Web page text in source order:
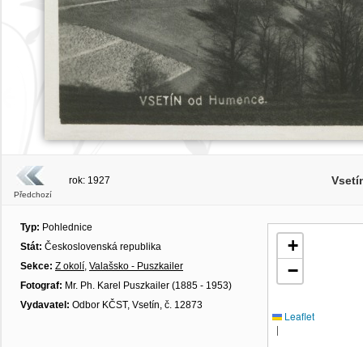
Předchozí
rok: 1927
Typ: Pohlednice
Stát: Československá republika
Sekce: Z okolí, Valašsko - Puszkailer
Fotograf: Mr. Ph. Karel Puszkailer (1885 - 1953)
Vydavatel: Odbor KČST, Vsetín, č. 12873
+
−
Leaflet
|